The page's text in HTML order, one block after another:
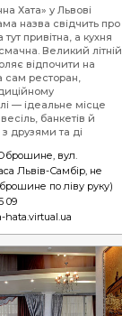
Хата» у Львові
назва свідчить про
привітна, а кухня
Великий літній
відпочити на
сам ресторан,
— ідеальне місце
банкетів й
з друзями та ді
вул.
Львів-Самбір, не
по ліву руку)
09
hata.virtual.ua